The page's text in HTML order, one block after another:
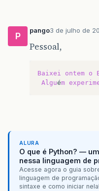
P
pango3 de julho de
Pessoal,
Baixei ontem o
Alguém
ALURA
O que é Python? —
nessa linguagem de
Acesse agora o guia
linguagem de
sintaxe e como iniciar nela!